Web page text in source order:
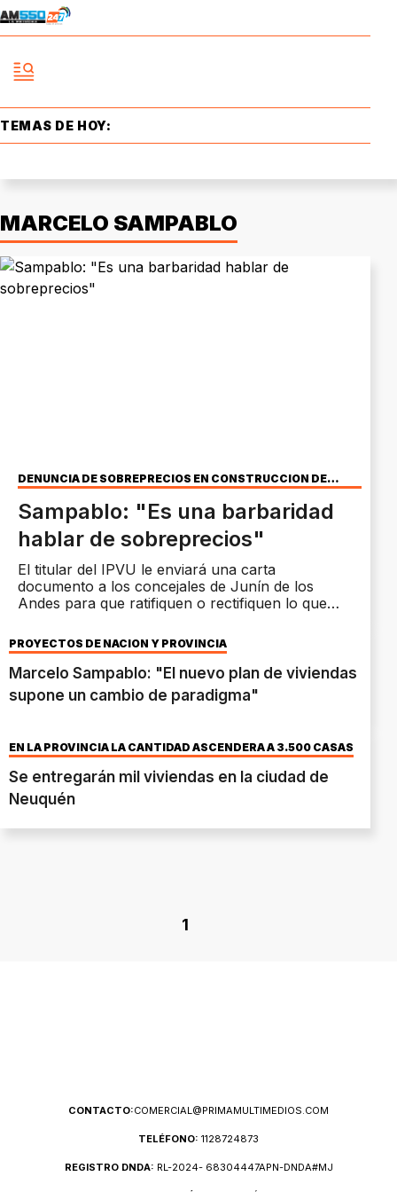
TEMAS DE HOY:
MARCELO SAMPABLO
DENUNCIA DE SOBREPRECIOS EN CONSTRUCCIÓN DE
PLATEAS
Sampablo: "Es una barbaridad
hablar de sobreprecios"
El titular del IPVU le enviará una carta
documento a los concejales de Junín de los
Andes para que ratifiquen o rectifiquen lo que
PROYECTOS DE NACIÓN Y PROVINCIA
Marcelo Sampablo: "El nuevo plan de viviendas
supone un cambio de paradigma"
EN LA PROVINCIA LA CANTIDAD ASCENDERÁ A 3.500 CASAS
Se entregarán mil viviendas en la ciudad de
Neuquén
1
CONTACTO:COMERCIAL@PRIMAMULTIMEDIOS.COM
TELÉFONO: 1128724873
REGISTRO DNDA: RL-2024- 68304447APN-DNDA#MJ